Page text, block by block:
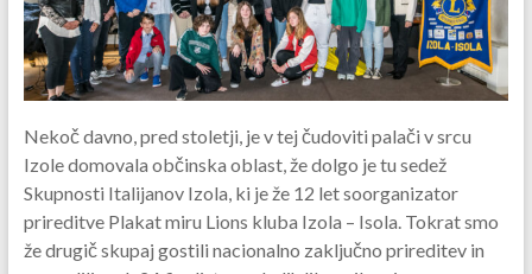
Nekoč davno, pred stoletji, je v tej čudoviti palači v srcu
Izole domovala občinska oblast, že dolgo je tu sedež
Skupnosti Italijanov Izola, ki je že 12 let soorganizator
prireditve Plakat miru Lions kluba Izola – Isola. Tokrat smo
že drugič skupaj gostili nacionalno zaključno prireditev in